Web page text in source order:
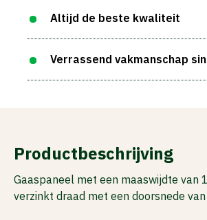
Altijd de beste kwaliteit
Verrassend vakmanschap
Productbeschrijving
Gaaspaneel met een maaswijdte van
verzinkt draad met een doorsnede